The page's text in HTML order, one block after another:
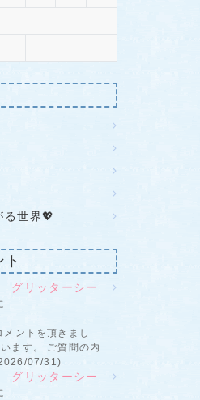
る世界💖
グリッターシー
メントを頂きまし
ます。 ご質問の内
07/31)
グリッターシー